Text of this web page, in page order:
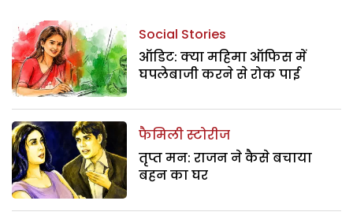
Social Stories
ऑडिट: क्या महिमा ऑफिस में
घपलेबाजी करने से रोक पाई
फैमिली स्टोरीज
तृप्त मन: राजन ने कैसे बचाया
बहन का घर